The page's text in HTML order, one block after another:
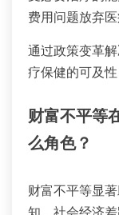
费用问题放弃
通过政策变革
疗保健的可及性
财富不平等
么角色？
财富不平等显
知。社会经济